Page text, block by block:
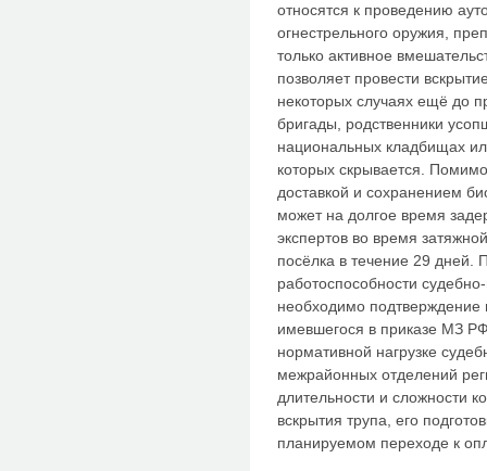
относятся к проведению
огнестрельного оружия,
только активное
позволяет провести
некоторых случаях ещё до
бригады, родственники
национальных кладбищах
которых скрывается.
доставкой и сохранением
может на долгое время
экспертов во время
посёлка в течение 29 дней.
работоспособности
необходимо подтверждение
имевшегося в приказе МЗ
нормативной нагрузке
межрайонных отделений
длительности и сложности
вскрытия трупа, его
планируемом переходе к